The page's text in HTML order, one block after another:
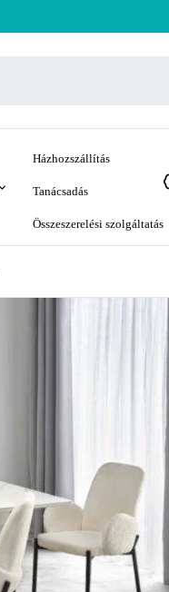
Házhozszállítás
Tanácsadás
Összeszerelési szolgáltatás